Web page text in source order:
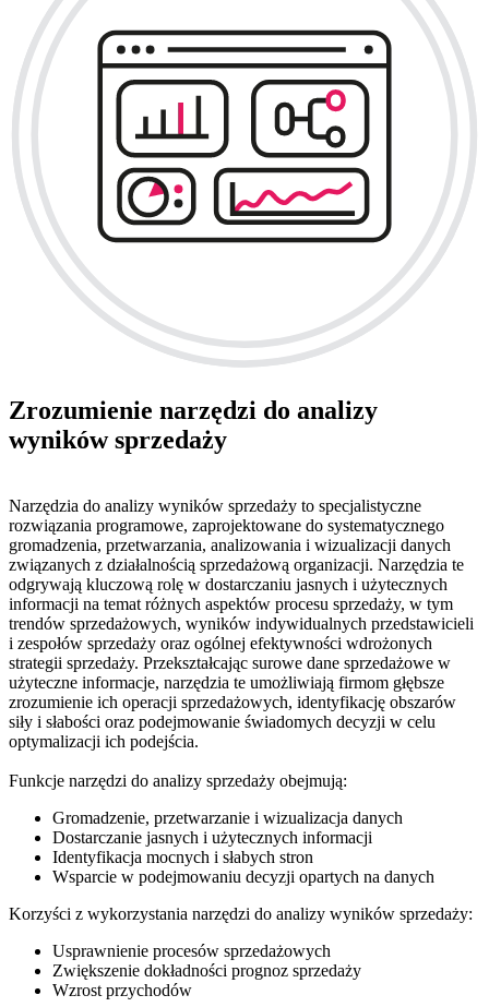
Zrozumienie narzędzi do analizy
wyników sprzedaży
Narzędzia do analizy wyników sprzedaży to specjalistyczne
rozwiązania programowe, zaprojektowane do systematycznego
gromadzenia, przetwarzania, analizowania i wizualizacji danych
związanych z działalnością sprzedażową organizacji. Narzędzia te
odgrywają kluczową rolę w dostarczaniu jasnych i użytecznych
informacji na temat różnych aspektów procesu sprzedaży, w tym
trendów sprzedażowych, wyników indywidualnych przedstawicieli
i zespołów sprzedaży oraz ogólnej efektywności wdrożonych
strategii sprzedaży. Przekształcając surowe dane sprzedażowe w
użyteczne informacje, narzędzia te umożliwiają firmom głębsze
zrozumienie ich operacji sprzedażowych, identyfikację obszarów
siły i słabości oraz podejmowanie świadomych decyzji w celu
optymalizacji ich podejścia.
Funkcje narzędzi do analizy sprzedaży obejmują:
Gromadzenie, przetwarzanie i wizualizacja danych
Dostarczanie jasnych i użytecznych informacji
Identyfikacja mocnych i słabych stron
Wsparcie w podejmowaniu decyzji opartych na danych
Korzyści z wykorzystania narzędzi do analizy wyników sprzedaży:
Usprawnienie procesów sprzedażowych
Zwiększenie dokładności prognoz sprzedaży
Wzrost przychodów